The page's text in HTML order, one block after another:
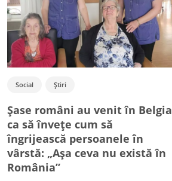
Social Știri
Șase români au venit în Belgia
ca să învețe cum să
îngrijească persoanele în
vârstă: „Așa ceva nu există în
România”